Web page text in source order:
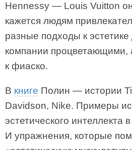
Hennessy — Louis Vuitton
кажется людям
разные подходы к
компании процветающими,
к фиаско.
В книге Полин — истории
Davidson, Nike. Примеры
эстетического интеллекта
И упражнения, которые